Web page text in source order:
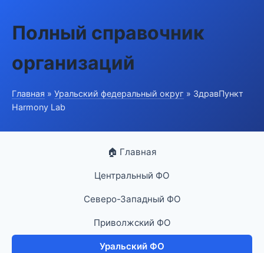
Полный справочник
организаций
Главная » Уральский федеральный округ » ЗдравПункт
Harmony Lab
🏠 Главная
Центральный ФО
Северо-Западный ФО
Приволжский ФО
Уральский ФО